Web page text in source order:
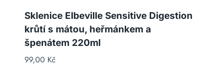
Sklenice Elbeville Sensitive Digestion
krůtí s mátou, heřmánkem a
špenátem 220ml
99,00 Kč